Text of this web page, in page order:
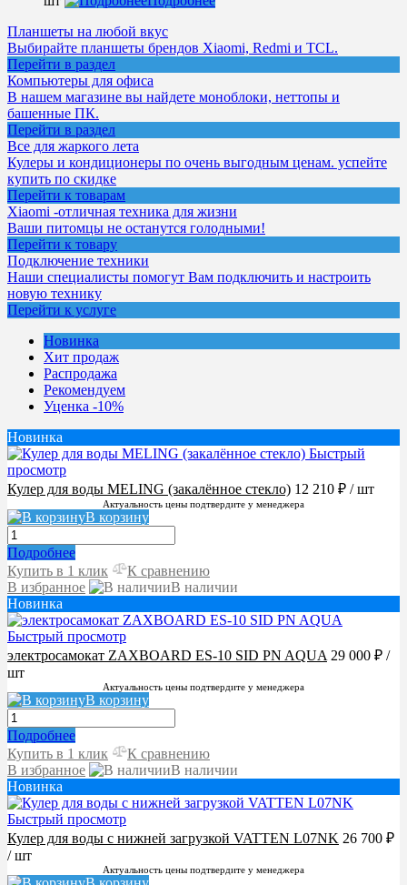
Планшеты на любой вкус
Выбирайте планшеты брендов Xiaomi, Redmi и TCL.
Перейти в раздел
Компьютеры для офиса
В нашем магазине вы найдете моноблоки, неттопы и
башенные ПК.
Перейти в раздел
Все для жаркого лета
Кулеры и кондиционеры по очень выгодным ценам. успейте
купить по скидке
Перейти к товарам
Xiaomi -отличная техника для жизни
Ваши питомцы не останутся голодными!
Перейти к товару
Подключение техники
Наши специалисты помогут Вам подключить и настроить
новую технику
Перейти к услуге
Новинка
Хит продаж
Распродажа
Рекомендуем
Уценка -10%
Новинка
Быстрый
просмотр
Кулер для воды MELING (закалённое стекло) 12 210 ₽ / шт
Актуальность цены подтвердите у менеджера
В корзину
Подробнее
Купить в 1 клик
К сравнению
В избранное
В наличии
Новинка
Быстрый просмотр
электросамокат ZAXBOARD ES-10 SID PN AQUA 29 000 ₽ /
шт
Актуальность цены подтвердите у менеджера
В корзину
Подробнее
Купить в 1 клик
К сравнению
В избранное
В наличии
Новинка
Быстрый просмотр
Кулер для воды с нижней загрузкой VATTEN L07NK 26 700 ₽
/ шт
Актуальность цены подтвердите у менеджера